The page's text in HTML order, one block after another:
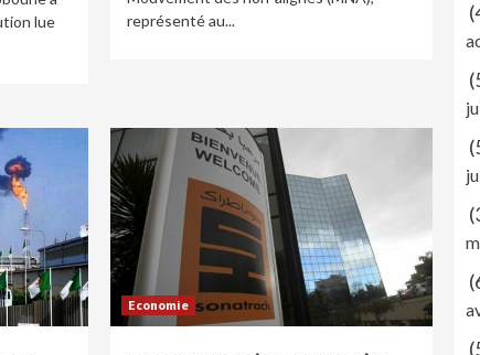
lue
représenté au...
Economie